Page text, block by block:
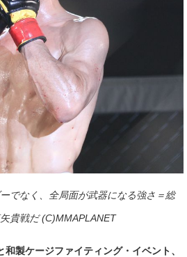
でなく、全局面が武器になる強さ＝総
貴戦だ (C)MMAPLANET
製ケージファイティング・イベント、